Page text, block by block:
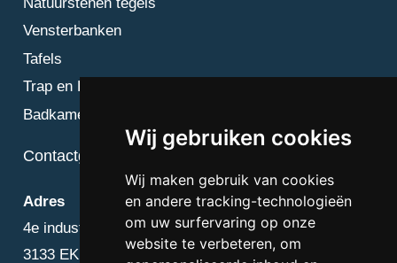
Wij gebruiken cookies
Wij maken gebruik van cookies
en andere tracking-technologieën
om uw surfervaring op onze
website te verbeteren, om
Vensterbanken
Tafels
Trap en Bordes
Badkamer
Contactgegevens
Adres
4e industriestraat 25
3133 EK Vlaardingen